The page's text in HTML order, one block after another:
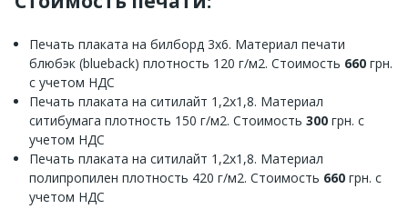
Печать плаката на билборд 3х6. Материал печати
блюбэк (blueback) плотность 120 г/м2. Стоимость 660 грн.
с учетом НДС
Печать плаката на ситилайт 1,2х1,8. Материал
ситибумага плотность 150 г/м2. Стоимость 300 грн. с
учетом НДС
Печать плаката на ситилайт 1,2х1,8. Материал
полипропилен плотность 420 г/м2. Стоимость 660 грн. с
учетом НДС